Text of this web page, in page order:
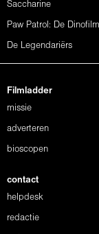
Saccharine
Paw Patrol: De Dinofilm
De Legendariërs
Filmladder
missie
adverteren
bioscopen
contact
helpdesk
redactie